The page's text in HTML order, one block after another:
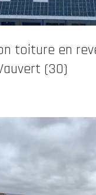
toiture en
(30)